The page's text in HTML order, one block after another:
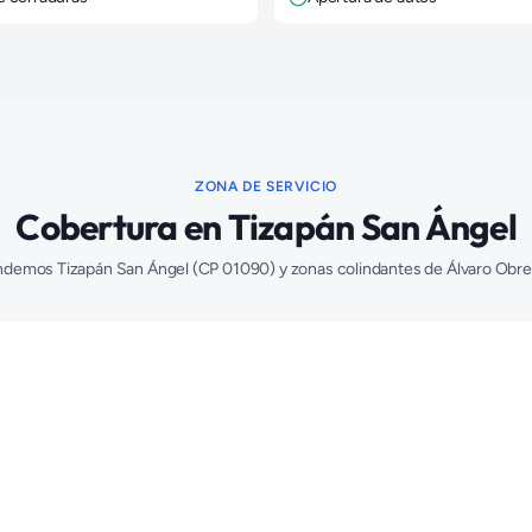
ZONA DE SERVICIO
Cobertura enTizapán San Ángel
Tizapán San Ángel (CP01090) y zonas colindantes de Álvaro